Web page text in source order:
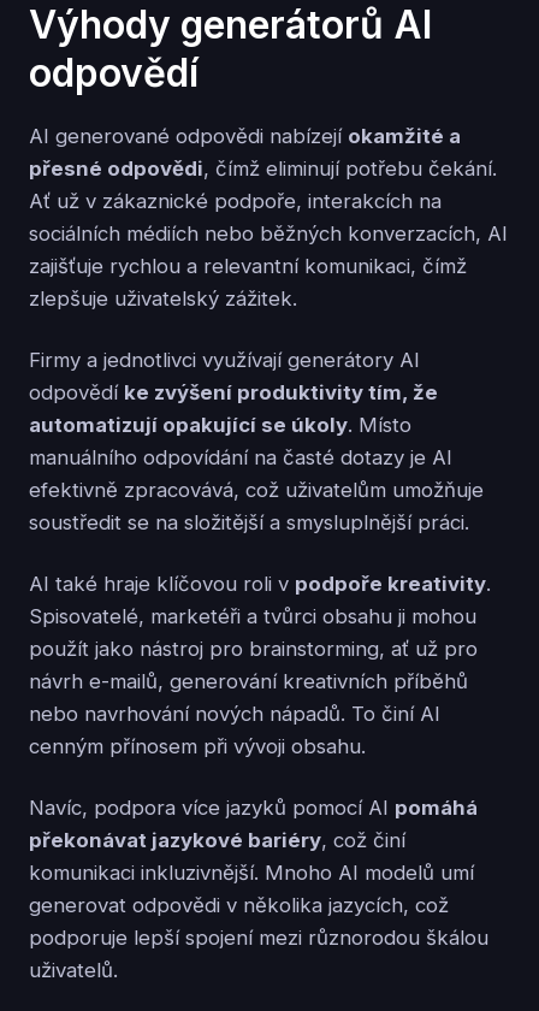
Výhody generátorů AI
odpovědí
AI generované odpovědi nabízejí okamžité a
přesné odpovědi, čímž eliminují potřebu čekání.
Ať už v zákaznické podpoře, interakcích na
sociálních médiích nebo běžných konverzacích, AI
zajišťuje rychlou a relevantní komunikaci, čímž
zlepšuje uživatelský zážitek.
Firmy a jednotlivci využívají generátory AI
odpovědí ke zvýšení produktivity tím, že
automatizují opakující se úkoly. Místo
manuálního odpovídání na časté dotazy je AI
efektivně zpracovává, což uživatelům umožňuje
soustředit se na složitější a smysluplnější práci.
AI také hraje klíčovou roli v podpoře kreativity.
Spisovatelé, marketéři a tvůrci obsahu ji mohou
použít jako nástroj pro brainstorming, ať už pro
návrh e-mailů, generování kreativních příběhů
nebo navrhování nových nápadů. To činí AI
cenným přínosem při vývoji obsahu.
Navíc, podpora více jazyků pomocí AI pomáhá
překonávat jazykové bariéry, což činí
komunikaci inkluzivnější. Mnoho AI modelů umí
generovat odpovědi v několika jazycích, což
podporuje lepší spojení mezi různorodou škálou
uživatelů.